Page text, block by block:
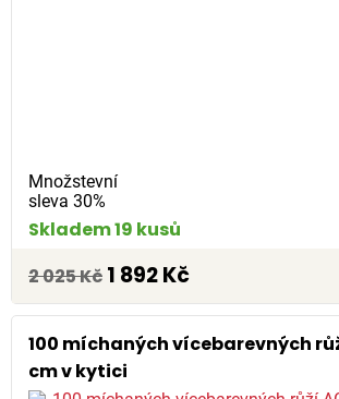
Množstevní
sleva 30%
Skladem 19 kusů
2 025 Kč 1 892 Kč
100 míchaných vícebarevných
cm v kytici